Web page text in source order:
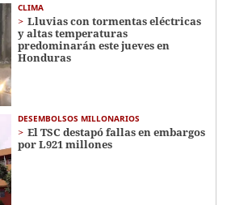
CLIMA
Lluvias con tormentas eléctricas
y altas temperaturas
predominarán este jueves en
Honduras
DESEMBOLSOS MILLONARIOS
El TSC destapó fallas en embargos
por L921 millones